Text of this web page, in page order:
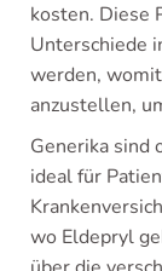
kosten. Diese
Unterschiede
werden,
anzustellen,
Generika sind
ideal für
wo Eldepryl